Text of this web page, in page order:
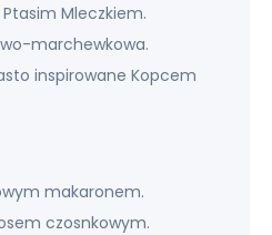
Mleczkiem.
marchewkowa.
inspirowane Kopcem
makaronem.
czosnkowym.